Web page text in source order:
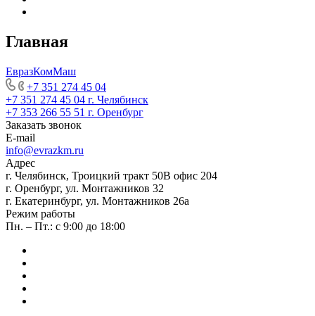
Главная
ЕвразКомМаш
+7 351 274 45 04
+7 351 274 45 04 г. Челябинск
+7 353 266 55 51 г. Оренбург
Заказать звонок
E-mail
info@evrazkm.ru
Адрес
г. Челябинск, Троицкий тракт 50В офис 204
г. Оренбург, ул. Монтажников 32
г. Екатеринбург, ул. Монтажников 26а
Режим работы
Пн. – Пт.: с 9:00 до 18:00